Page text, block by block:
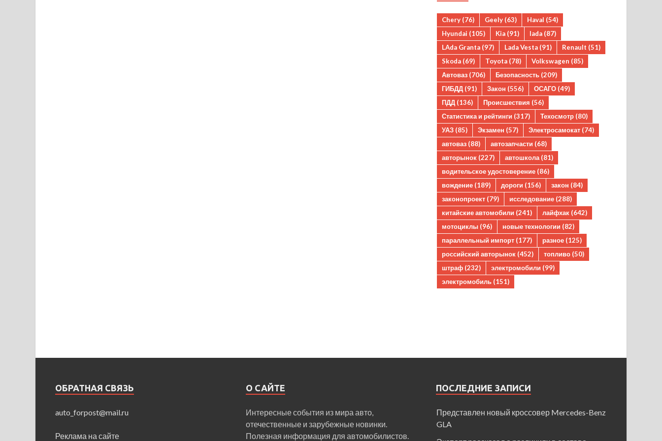
Chery (76) Geely (63) Haval (54)
Hyundai (105) Kia (91) lada (87)
LAda Granta (97) Lada Vesta (91) Renault (51)
Skoda (69) Toyota (78) Volkswagen (85)
Автоваз (706) Безопасность (209)
ГИБДД (91) Закон (556) ОСАГО (49)
ПДД (136) Происшествия (56)
Статистика и рейтинги (317) Техосмотр (80)
УАЗ (85) Экзамен (57) Электросамокат (74)
автоваз (88) автозапчасти (68)
авторынок (227) автошкола (81)
водительское удостоверение (86)
вождение (189) дороги (156) закон (84)
законопроект (79) исследование (288)
китайские автомобили (241) лайфхак (642)
мотоциклы (96) новые технологии (82)
параллельный импорт (177) разное (125)
российский авторынок (452) топливо (50)
штраф (232) электромобили (99)
электромобиль (151)
ОБРАТНАЯ СВЯЗЬ
auto_forpost@mail.ru
Реклама на сайте
О САЙТЕ
Интересные события из мира авто,
отечественные и зарубежные новинки.
Полезная информация для автомобилистов.
ПОСЛЕДНИЕ ЗАПИСИ
Представлен новый кроссовер Mercedes-Benz
GLA